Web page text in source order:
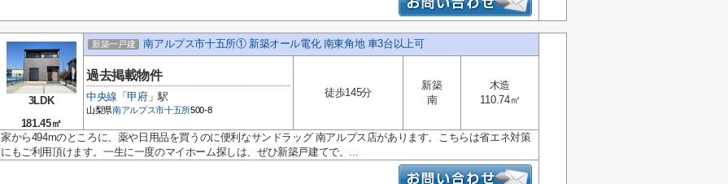
3LDK
181.45㎡
新築一戸建 南アルプス市十五所① 新築オール電化 南東角地 車3台以上可
過去掲載物件
中央線 「甲府」駅
山梨県南アルプス市十五所500-8
徒歩145分
新築
南
木造
110.74㎡
家から494mのところに、薬や日用品を買うのに便利なサンドラッグ 南アルプス店があります。こちらは省エネ対策
にもご利用頂けます。一生に一度のマイホーム探しは、ぜひ新築戸建てで。...